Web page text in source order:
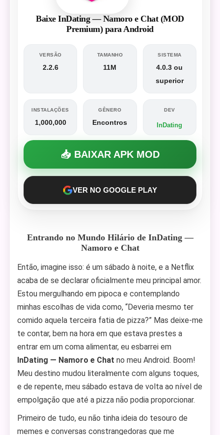
Baixe InDating — Namoro e Chat (MOD
Premium) para Android
VERSÃO
2.2.6
TAMANHO
11M
SISTEMA
4.0.3 ou
superior
INSTALAÇÕES
1,000,000
GÊNERO
Encontros
DEV
InDating
📥 BAIXAR APK MOD
VER NO GOOGLE PLAY
Entrando no Mundo Hilário de InDating —
Namoro e Chat
Então, imagine isso: é um sábado à noite, e a Netflix
acaba de se declarar oficialmente meu principal amor.
Estou mergulhando em pipoca e contemplando
minhas escolhas de vida como, “Deveria mesmo ter
comido aquela terceira fatia de pizza?” Mas deixe-me
te contar, bem na hora em que estava prestes a
entrar em um coma alimentar, eu esbarrei em
InDating — Namoro e Chat no meu Android. Boom!
Meu destino mudou literalmente com alguns toques,
e de repente, meu sábado estava de volta ao nível de
empolgação que até a pizza não podia proporcionar.
Primeiro de tudo, eu não tinha ideia do tesouro de
memes e conversas constrangedoras que me